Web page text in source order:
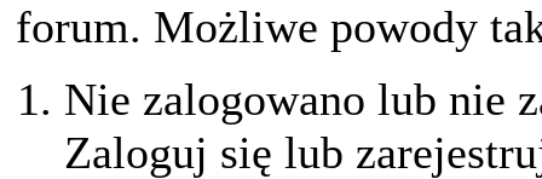
forum. Możliwe powody
Nie zalogowano lub nie
Zaloguj się lub